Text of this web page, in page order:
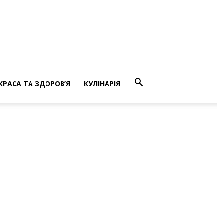
ТА ЗДОРОВ’Я КУЛІНАРІЯ